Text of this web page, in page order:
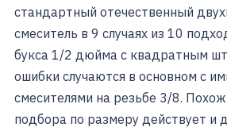
стандартный отечественный
смеситель в 9 случаях из 10
букса 1/2 дюйма с квадратным
ошибки случаются в основном с
смесителями на резьбе 3/8.
подбора по размеру действует и